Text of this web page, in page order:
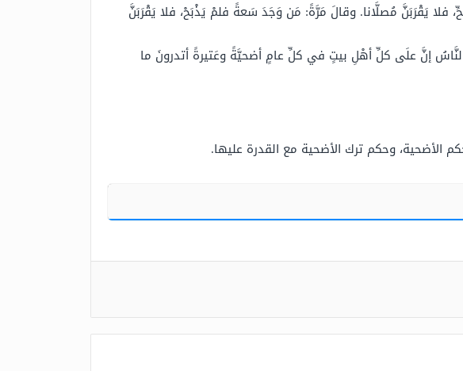
يَقْرَبَنَّ مُصلَّانا. وقالَ مَرَّةً: مَن وَجَدَ سَعةً فلمْ يَذْبَحْ، فلا يَقْرَبَنَّ
إنَّ علَى كلِّ أهْلِ بيتٍ في كلِّ عامٍ أضحيَّةً وعَتيرةً أتدرونَ ما
الأضحية، وحكم ترك الأضحية مع القدرة عليها.